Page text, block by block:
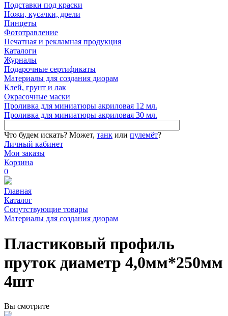
Подставки под краски
Ножи, кусачки, дрели
Пинцеты
Фототравление
Печатная и рекламная продукция
Каталоги
Журналы
Подарочные сертификаты
Материалы для создания диорам
Клей, грунт и лак
Окрасочные маски
Проливка для миниатюры акриловая 12 мл.
Проливка для миниатюры акриловая 30 мл.
Что будем искать? Может, танк или пулемёт?
Личный кабинет
Мои заказы
Корзина
0
Главная
Каталог
Сопутствующие товары
Материалы для создания диорам
Пластиковый профиль
пруток диаметр 4,0мм*250мм
4шт
Вы смотрите